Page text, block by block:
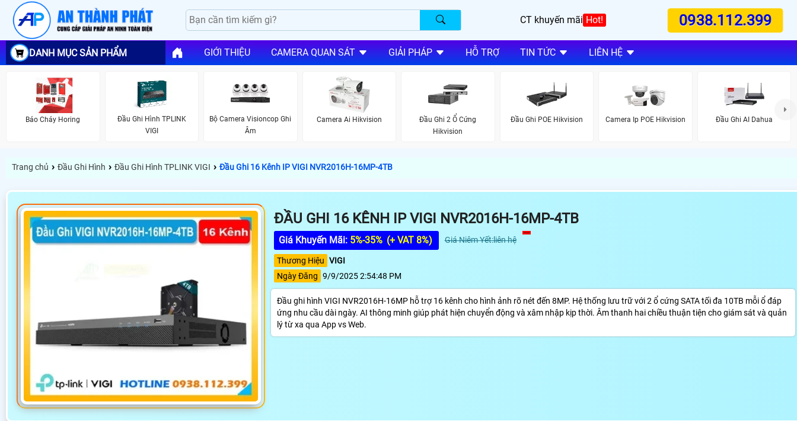
CT khuyến mãi Hot! 0938.112.399
DANH MỤC SẢN PHẨM GIỚI THIỆU CAMERA QUAN SÁT GIẢI PHÁP HỖ TRỢ TIN TỨC LIÊN HỆ
Báo Cháy Horing
Đầu Ghi Hình TPLINK
VIGI
Bộ Camera Visioncop Ghi
Âm
Camera Ai Hikvision
Đầu Ghi 2 Ổ Cứng
Hikvision
Đầu Ghi POE Hikvision Camera Ip POE Hikvision Đầu Ghi AI Dahua
Trang chủ › Đầu Ghi Hình › Đầu Ghi Hình TPLINK VIGI › Đầu Ghi 16 Kênh IP VIGI NVR2016H-16MP-4TB
ĐẦU GHI 16 KÊNH IP VIGI NVR2016H-16MP-4TB
Giá Khuyến Mãi: 5%-35% (+ VAT 8%) Giá Niêm Yết:liên hệ
Thương Hiệu VIGI
Ngày Đăng 9/9/2025 2:54:48 PM
Đầu ghi hình VIGI NVR2016H-16MP hỗ trợ 16 kênh cho hình ảnh rõ nét đến 8MP. Hệ thống lưu trữ với 2 ổ cứng SATA tối đa 10TB mỗi ổ đáp
ứng nhu cầu dài ngày. AI thông minh giúp phát hiện chuyển động và xâm nhập kịp thời. Âm thanh hai chiều thuận tiện cho giám sát và quản
lý từ xa qua App vs Web.